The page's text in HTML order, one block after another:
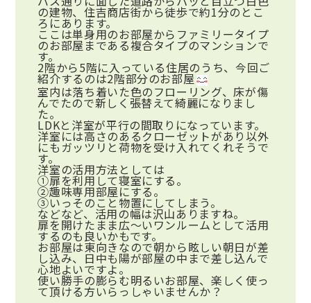
の建物、住吉商店街から徒歩で約1分のとこ
ろにあります。
ここは単身用のお部屋からファミリータイプ
のお部屋まである複合タイプのマンションで
す。
2階から5階に入っている住居のうち、今回ご
紹介するのは2階部分のお部屋
室内は落ち着いた色のフローリング、床が傷
んでたので新しく張替えて綺麗になりまし
た。
LDKと洋室が平行の間取りになっています。
洋室には高さのあるクローゼットがあり以外
にもガッツリと荷物を受け入れてくれそうで
す。
洋室の活用方法としては
①扉を利用して寝室にする。
②趣味専用部屋にする。
③いっそのこと物置にしてしまう。
などなど、活用の幅は沢山ありますね。
扉を開けたまま広～いワンルームとして活用
するのも良いかもです。
お部屋は東向きなので朝から眩しい朝日が差
し込み、日中も陽が部屋の中まで差し込んで
心地よいですよ。
使い勝手の膨らむ明るいお部屋、楽しく使っ
て頂ける方いらっしゃいませんか？